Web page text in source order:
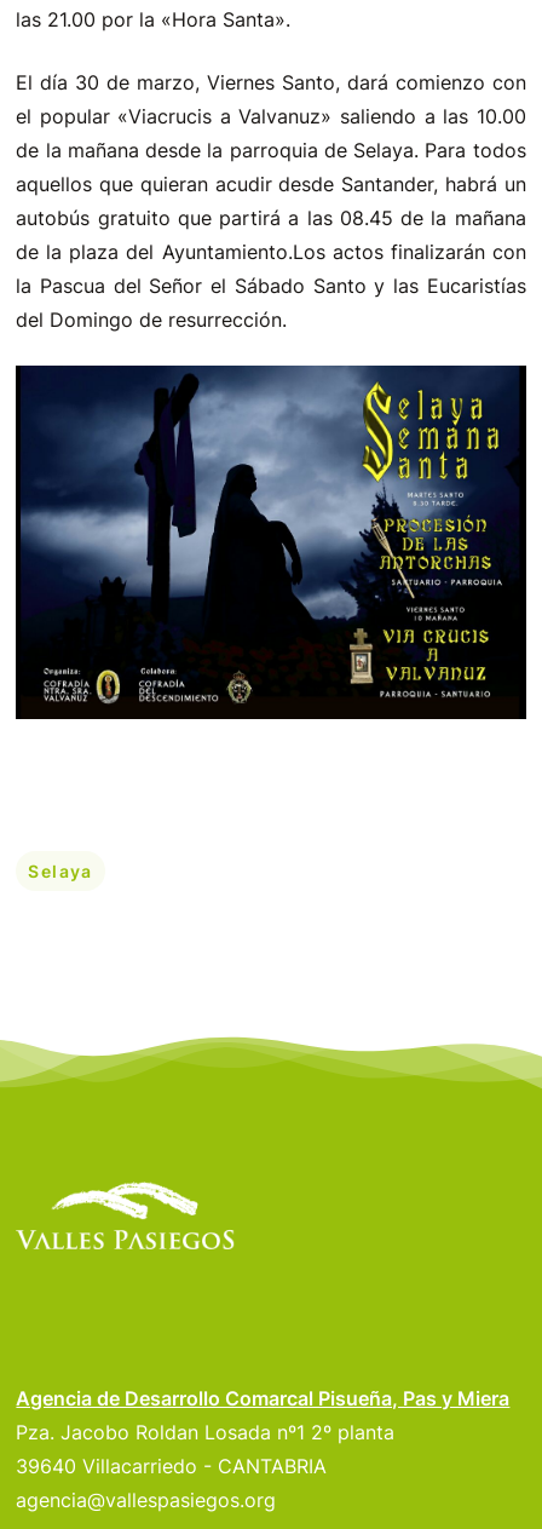
las 21.00 por la «Hora Santa».
El día 30 de marzo, Viernes Santo, dará comienzo con
el popular «Viacrucis a Valvanuz» saliendo a las 10.00
de la mañana desde la parroquia de Selaya. Para todos
aquellos que quieran acudir desde Santander, habrá un
autobús gratuito que partirá a las 08.45 de la mañana
de la plaza del Ayuntamiento.Los actos finalizarán con
la Pascua del Señor el Sábado Santo y las Eucaristías
del Domingo de resurrección.
Selaya
Agencia de Desarrollo Comarcal Pisueña, Pas y Miera
Pza. Jacobo Roldan Losada nº1 2º planta
39640 Villacarriedo - CANTABRIA
agencia@vallespasiegos.org